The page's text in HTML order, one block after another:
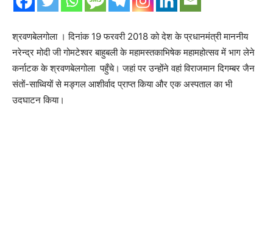
श्रवणबेलगोला । दिनांक 19 फरवरी 2018 को देश के प्रधानमंत्री माननीय
नरेन्द्र मोदी जी गोमटेश्वर बाहुबली के महामस्तकाभिषेक महामहोत्सव में भाग लेने
कर्नाटक के श्रवणबेलगोला पहुँचे। जहां पर उन्होंने वहां विराजमान दिगम्बर जैन
संतों-साध्वियों से मङ्गल आशीर्वाद प्राप्त किया और एक अस्पताल का भी
उदघाटन किया।